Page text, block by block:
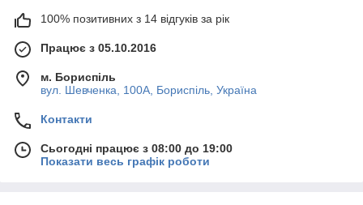
100% позитивних з 14 відгуків за рік
Працює з 05.10.2016
м. Бориспіль
вул. Шевченка, 100А, Бориспіль, Україна
Контакти
Сьогодні працює з 08:00 до 19:00
Показати весь графік роботи